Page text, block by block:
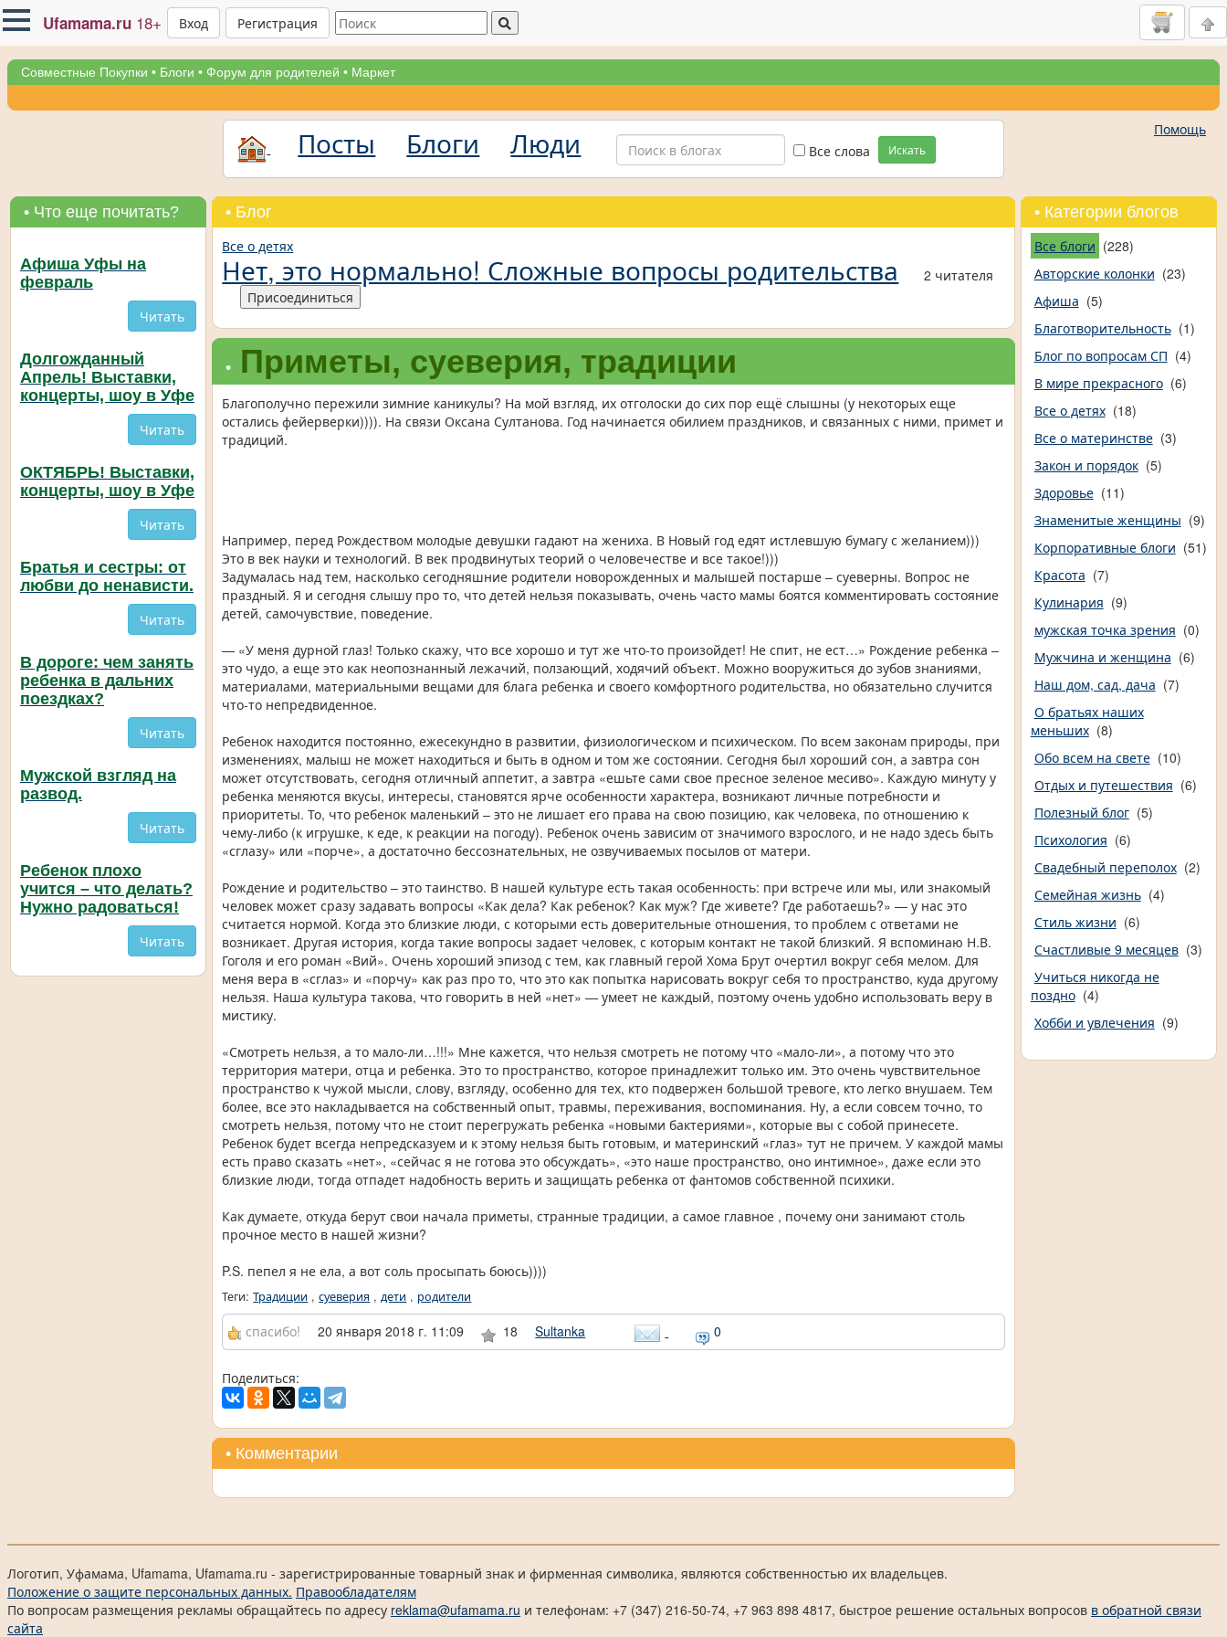
Ufamama.ru 18+ Вход Регистрация
Совместные Покупки • Блоги • Форум для родителей • Маркет
Посты Блоги Люди Все слова Искать
Помощь
• Блог
Все о детях
Нет, это нормально! Сложные вопросы родительства
2 читателя
Присоединиться
• Приметы, суеверия, традиции
Благополучно пережили зимние каникулы? На мой взгляд, их отголоски до сих пор ещё слышны (у некоторых еще
остались фейерверки)))). На связи Оксана Султанова. Год начинается обилием праздников, и связанных с ними, примет и
традиций.
Например, перед Рождеством молодые девушки гадают на жениха. В Новый год едят истлевшую бумагу с желанием)))
Это в век науки и технологий. В век продвинутых теорий о человечестве и все такое!)))
Задумалась над тем, насколько сегодняшние родители новорожденных и малышей постарше – суеверны. Вопрос не
праздный. Я и сегодня слышу про то, что детей нельзя показывать, очень часто мамы боятся комментировать состояние
детей, самочувствие, поведение.
— «У меня дурной глаз! Только скажу, что все хорошо и тут же что-то произойдет! Не спит, не ест…» Рождение ребенка –
это чудо, а еще это как неопознанный лежачий, ползающий, ходячий объект. Можно вооружиться до зубов знаниями,
материалами, материальными вещами для блага ребенка и своего комфортного родительства, но обязательно случится
что-то непредвиденное.
Ребенок находится постоянно, ежесекундно в развитии, физиологическом и психическом. По всем законам природы, при
изменениях, малыш не может находиться и быть в одном и том же состоянии. Сегодня был хороший сон, а завтра сон
может отсутствовать, сегодня отличный аппетит, а завтра «ешьте сами свое пресное зеленое месиво». Каждую минуту у
ребенка меняются вкусы, интересы, становятся ярче особенности характера, возникают личные потребности и
приоритеты. То, что ребенок маленький – это не лишает его права на свою позицию, как человека, по отношению к
чему-либо (к игрушке, к еде, к реакции на погоду). Ребенок очень зависим от значимого взрослого, и не надо здесь быть
«сглазу» или «порче», а достаточно бессознательных, не озвучиваемых посылов от матери.
Рождение и родительство – это таинство. В нашей культуре есть такая особенность: при встрече или мы, или знакомый
человек может сразу задавать вопросы «Как дела? Как ребенок? Как муж? Где живете? Где работаешь?» — у нас это
считается нормой. Когда это близкие люди, с которыми есть доверительные отношения, то проблем с ответами не
возникает. Другая история, когда такие вопросы задает человек, с которым контакт не такой близкий. Я вспоминаю Н.В.
Гоголя и его роман «Вий». Очень хороший эпизод с тем, как главный герой Хома Брут очертил вокруг себя мелом. Для
меня вера в «сглаз» и «порчу» как раз про то, что это как попытка нарисовать вокруг себя то пространство, куда другому
нельзя. Наша культура такова, что говорить в ней «нет» — умеет не каждый, поэтому очень удобно использовать веру в
мистику.
«Смотреть нельзя, а то мало-ли…!!!» Мне кажется, что нельзя смотреть не потому что «мало-ли», а потому что это
территория матери, отца и ребенка. Это то пространство, которое принадлежит только им. Это очень чувствительное
пространство к чужой мысли, слову, взгляду, особенно для тех, кто подвержен большой тревоге, кто легко внушаем. Тем
более, все это накладывается на собственный опыт, травмы, переживания, воспоминания. Ну, а если совсем точно, то
смотреть нельзя, потому что не стоит перегружать ребенка «новыми бактериями», которые вы с собой принесете.
Ребенок будет всегда непредсказуем и к этому нельзя быть готовым, и материнский «глаз» тут не причем. У каждой мамы
есть право сказать «нет», «сейчас я не готова это обсуждать», «это наше пространство, оно интимное», даже если это
близкие люди, тогда отпадет надобность верить и защищать ребенка от фантомов собственной психики.
Как думаете, откуда берут свои начала приметы, странные традиции, а самое главное , почему они занимают столь
прочное место в нашей жизни?
P.S. пепел я не ела, а вот соль просыпать боюсь))))
Теги:Традиции ,суеверия ,дети , родители
спасибо! 20 января 2018 г. 11:09 18 Sultanka 0
Поделиться:
• Комментарии
• Что еще почитать?
Афиша Уфы на
февраль
Читать
Долгожданный
Апрель! Выставки,
концерты, шоу в Уфе
Читать
ОКТЯБРЬ! Выставки,
концерты, шоу в Уфе
Читать
Братья и сестры: от
любви до ненависти.
Читать
В дороге: чем занять
ребенка в дальних
поездках?
Читать
Мужской взгляд на
развод.
Читать
Ребенок плохо
учится – что делать?
Нужно радоваться!
Читать
• Категории блогов
Все блоги (228)
Авторские колонки (23)
Афиша (5)
Благотворительность (1)
Блог по вопросам СП (4)
В мире прекрасного (6)
Все о детях (18)
Все о материнстве (3)
Закон и порядок (5)
Здоровье (11)
Знаменитые женщины (9)
Корпоративные блоги (51)
Красота (7)
Кулинария (9)
мужская точка зрения (0)
Мужчина и женщина (6)
Наш дом, сад, дача (7)
О братьях наших
меньших (8)
Обо всем на свете (10)
Отдых и путешествия (6)
Полезный блог (5)
Психология (6)
Свадебный переполох (2)
Семейная жизнь (4)
Стиль жизни (6)
Счастливые 9 месяцев (3)
Учиться никогда не
поздно (4)
Хобби и увлечения (9)
Логотип, Уфамама, Ufamama, Ufamama.ru - зарегистрированные товарный знак и фирменная символика, являются собственностью их владельцев.
Положение о защите персональных данных. Правообладателям
По вопросам размещения рекламы обращайтесь по адресу reklama@ufamama.ru и телефонам: +7 (347) 216-50-74, +7 963 898 4817, быстрое решение остальных вопросов в обратной связи
сайта